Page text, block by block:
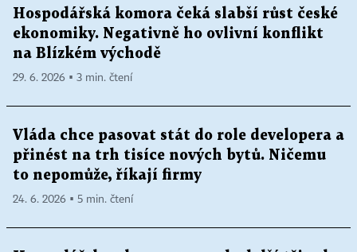
Hospodářská komora čeká slabší růst české
ekonomiky. Negativně ho ovlivní konflikt
na Blízkém východě
29. 6. 2026 ▪ 3 min. čtení
Vláda chce pasovat stát do role developera a
přinést na trh tisíce nových bytů. Ničemu
to nepomůže, říkají firmy
24. 6. 2026 ▪ 5 min. čtení